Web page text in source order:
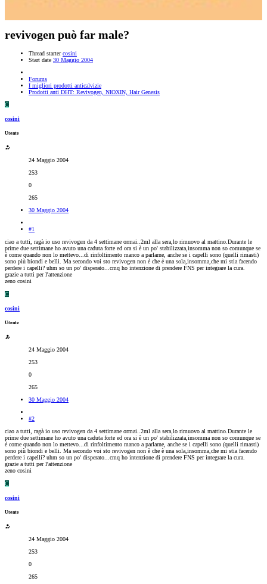
revivogen può far male?
Thread starter cosini
Start date 30 Maggio 2004
Forums
I migliori prodotti anticalvizie
Prodotti anti DHT: Revivogen, NIOXIN, Hair Genesis
C
cosini
Utente
24 Maggio 2004
253
0
265
30 Maggio 2004
#1
ciao a tutti, ragà io uso revivogen da 4 settimane ormai..2ml alla sera,lo rimuovo al mattino.Durante le
prime due settimane ho avuto una caduta forte ed ora si è un po' stabilizzata,insomma non so comunque se
è come quando non lo mettevo...di rinfoltimento manco a parlarne, anche se i capelli sono (quelli rimasti)
sono più biondi e belli. Ma secondo voi sto revivogen non è che è una sola,insomma,che mi stia facendo
perdere i capelli? uhm so un po' disperato...cmq ho intenzione di prendere FNS per integrare la cura.
grazie a tutti per l'attenzione
zeno cosini
C
cosini
Utente
24 Maggio 2004
253
0
265
30 Maggio 2004
#2
ciao a tutti, ragà io uso revivogen da 4 settimane ormai..2ml alla sera,lo rimuovo al mattino.Durante le
prime due settimane ho avuto una caduta forte ed ora si è un po' stabilizzata,insomma non so comunque se
è come quando non lo mettevo...di rinfoltimento manco a parlarne, anche se i capelli sono (quelli rimasti)
sono più biondi e belli. Ma secondo voi sto revivogen non è che è una sola,insomma,che mi stia facendo
perdere i capelli? uhm so un po' disperato...cmq ho intenzione di prendere FNS per integrare la cura.
grazie a tutti per l'attenzione
zeno cosini
C
cosini
Utente
24 Maggio 2004
253
0
265